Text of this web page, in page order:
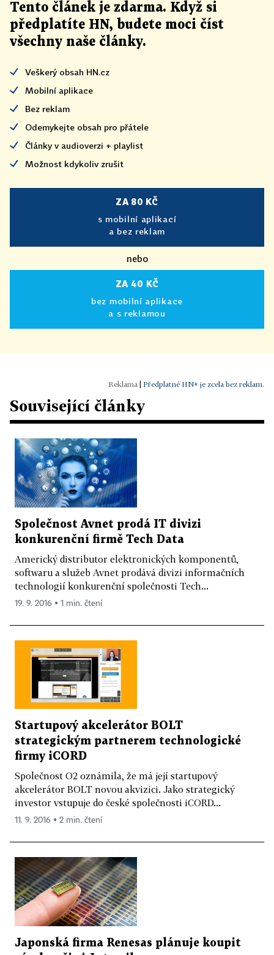
Tento článek je zdarma. Když si
předplatíte HN, budete moci číst
všechny naše články.
Veškerý obsah HN.cz
Mobilní aplikace
Bez reklam
Odemykejte obsah pro přátele
Články v audioverzi + playlist
Možnost kdykoliv zrušit
ZA 80 KČ
s mobilní aplikací
a bez reklam
nebo
ZA 40 KČ
bez mobilní aplikace
a s reklamou
Předplatné HN+ je zcela bez reklam.
Související články
Společnost Avnet prodá IT divizi
konkurenční firmě Tech Data
Americký distributor elektronických komponentů,
softwaru a služeb Avnet prodává divizi informačních
technologií konkurenční společnosti Tech...
19. 9. 2016 ▪ 1 min. čtení
Startupový akcelerátor BOLT
strategickým partnerem technologické
firmy iCORD
Společnost O2 oznámila, že má její startupový
akcelerátor BOLT novou akvizici. Jako strategický
investor vstupuje do české společnosti iCORD...
11. 9. 2016 ▪ 2 min. čtení
Japonská firma Renesas plánuje koupit